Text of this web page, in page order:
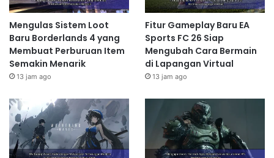
Mengulas Sistem Loot
Baru Borderlands 4 yang
Membuat Perburuan Item
Semakin Menarik
13 jam ago
Fitur Gameplay Baru EA
Sports FC 26 Siap
Mengubah Cara Bermain
di Lapangan Virtual
13 jam ago